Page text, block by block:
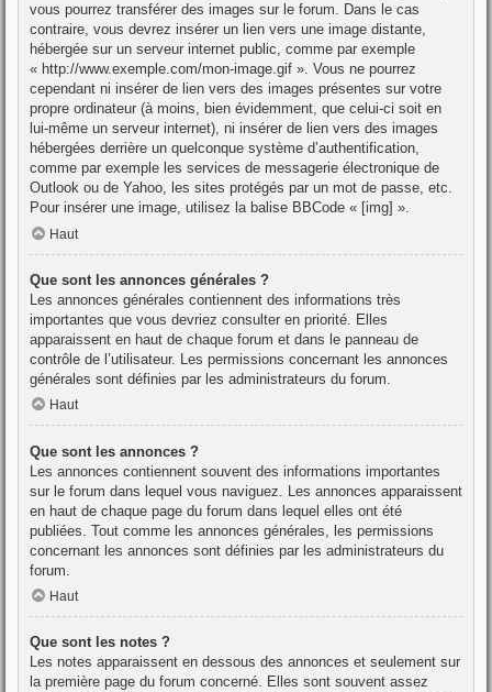
vous pourrez transférer des images sur le forum. Dans le cas
contraire, vous devrez insérer un lien vers une image distante,
hébergée sur un serveur internet public, comme par exemple
« http://www.exemple.com/mon-image.gif ». Vous ne pourrez
cependant ni insérer de lien vers des images présentes sur votre
propre ordinateur (à moins, bien évidemment, que celui-ci soit en
lui-même un serveur internet), ni insérer de lien vers des images
hébergées derrière un quelconque système d’authentification,
comme par exemple les services de messagerie électronique de
Outlook ou de Yahoo, les sites protégés par un mot de passe, etc.
Pour insérer une image, utilisez la balise BBCode « [img] ».
Haut
Que sont les annonces générales ?
Les annonces générales contiennent des informations très
importantes que vous devriez consulter en priorité. Elles
apparaissent en haut de chaque forum et dans le panneau de
contrôle de l’utilisateur. Les permissions concernant les annonces
générales sont définies par les administrateurs du forum.
Haut
Que sont les annonces ?
Les annonces contiennent souvent des informations importantes
sur le forum dans lequel vous naviguez. Les annonces apparaissent
en haut de chaque page du forum dans lequel elles ont été
publiées. Tout comme les annonces générales, les permissions
concernant les annonces sont définies par les administrateurs du
forum.
Haut
Que sont les notes ?
Les notes apparaissent en dessous des annonces et seulement sur
la première page du forum concerné. Elles sont souvent assez